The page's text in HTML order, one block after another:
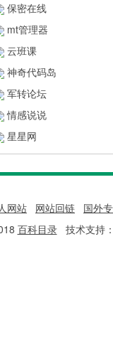
保密在线
mt管理器
云班课
神奇代码岛
军转论坛
情感说说
星星网
网站 网站回链
国外
百科目录技术支持